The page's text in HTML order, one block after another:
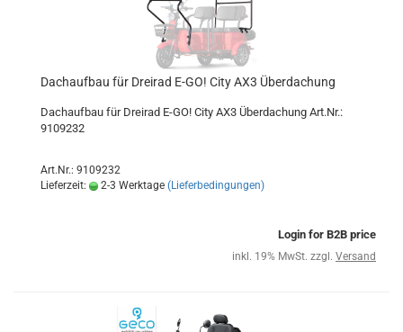
Dachaufbau für Dreirad E-GO! City AX3 Überdachung
Dachaufbau für Dreirad E-GO! City AX3 Überdachung Art.Nr.:
9109232
Art.Nr.: 9109232
Lieferzeit:
2-3 Werktage (Lieferbedingungen)
Login for B2B price
inkl. 19% MwSt. zzgl. Versand